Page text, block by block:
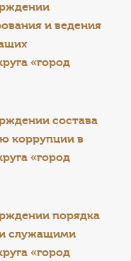
и ведения
«город
состава
коррупции в
«город
порядка
служащими
«город